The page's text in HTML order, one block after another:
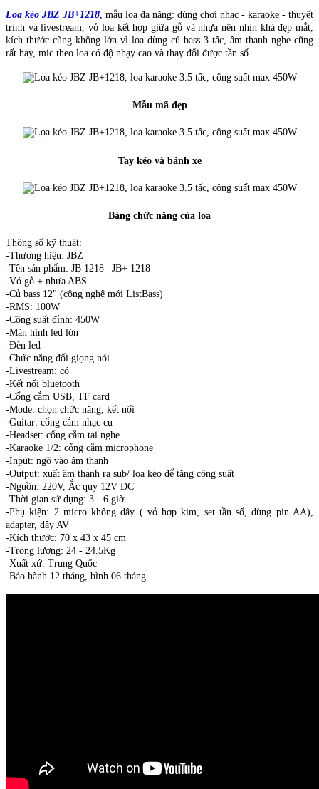
Loa kéo JBZ JB+1218 , mẫu loa đa năng: dùng chơi nhạc - karaoke - thuyết
trình và livestream, vỏ loa kết hợp giữa gỗ và nhựa nên nhìn khá đẹp mắt,
kích thước cũng không lớn vì loa dùng củ bass 3 tấc, âm thanh nghe cũng
rất hay, mic theo loa có độ nhạy cao và thay đổi được tần số ...
Mẫu mã đẹp
Tay kéo và bánh xe
Bảng chức năng của loa
Thông số kỹ thuật:
-Thương hiệu: JBZ
-Tên sản phẩm: JB 1218 | JB+ 1218
-Vỏ gỗ + nhựa ABS
-Củ bass 12" (công nghệ mới ListBass)
-RMS: 100W
-Công suất đỉnh: 450W
-Màn hình led lớn
-Đèn led
-Chức năng đổi giọng nói
-Livestream: có
-Kết nối bluetooth
-Cổng cắm USB, TF card
-Mode: chọn chức năng, kết nối
-Guitar: cổng cắm nhạc cụ
-Headset: cổng cắm tai nghe
-Karaoke 1/2: cổng cắm microphone
-Input: ngõ vào âm thanh
-Output: xuất âm thanh ra sub/ loa kéo để tăng công suất
-Nguồn: 220V, Ắc quy 12V DC
-Thời gian sử dụng: 3 - 6 giờ
-Phụ kiện: 2 micro không dây ( vỏ hợp kim, set tần số, dùng pin AA),
adapter, dây AV
-Kích thước: 70 x 43 x 45 cm
-Trọng lượng: 24 - 24.5Kg
-Xuất xứ: Trung Quốc
-Bảo hành 12 tháng, bình 06 tháng.